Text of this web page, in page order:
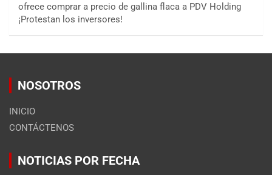
ofrece comprar a precio de gallina flaca a PDV Holding
¡Protestan los inversores!
NOSOTROS
INICIO
CONTÁCTENOS
NOTICIAS POR FECHA